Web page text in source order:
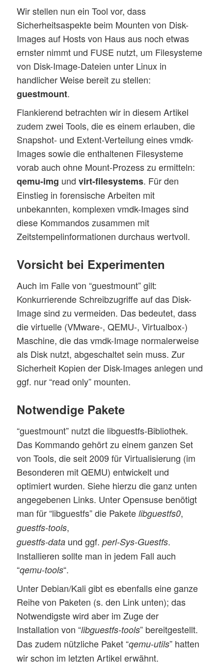
Wir stellen nun ein Tool vor, dass
Sicherheitsaspekte beim Mounten von Disk-
Images auf Hosts von Haus aus noch etwas
ernster nimmt und FUSE nutzt, um Filesysteme
von Disk-Image-Dateien unter Linux in
handlicher Weise bereit zu stellen:
guestmount.
Flankierend betrachten wir in diesem Artikel
zudem zwei Tools, die es einem erlauben, die
Snapshot- und Extent-Verteilung eines vmdk-
Images sowie die enthaltenen Filesysteme
vorab auch ohne Mount-Prozess zu ermitteln:
qemu-img undvirt-filesystems. Für den
Einstieg in forensische Arbeiten mit
unbekannten, komplexen vmdk-Images sind
diese Kommandos zusammen mit
Zeitstempelinformationen durchaus wertvoll.
Vorsicht bei Experimenten
Auch im Falle von “guestmount” gilt:
Konkurrierende Schreibzugriffe auf das Disk-
Image sind zu vermeiden. Das bedeutet, dass
die virtuelle (VMware-, QEMU-, Virtualbox-)
Maschine, die das vmdk-Image normalerweise
als Disk nutzt, abgeschaltet sein muss. Zur
Sicherheit Kopien der Disk-Images anlegen und
ggf. nur “read only” mounten.
Notwendige Pakete
“guestmount” nutzt die libguestfs-Bibliothek.
Das Kommando gehört zu einem ganzen Set
von Tools, die seit 2009 für Virtualisierung (im
Besonderen mit QEMU) entwickelt und
optimiert wurden. Siehe hierzu die ganz unten
angegebenen Links. Unter Opensuse benötigt
man für “libguestfs” die Paketelibguestfs0,
guestfs-tools,
guestfs-data und ggf.perl-Sys-Guestfs.
Installieren sollte man in jedem Fall auch
“qemu-tools“.
Unter Debian/Kali gibt es ebenfalls eine ganze
Reihe von Paketen (s. den Link unten); das
Notwendigste wird aber im Zuge der
Installation von “libguestfs-tools” bereitgestellt.
Das zudem nützliche Paket “qemu-utils” hatten
wir schon im letzten Artikel erwähnt.